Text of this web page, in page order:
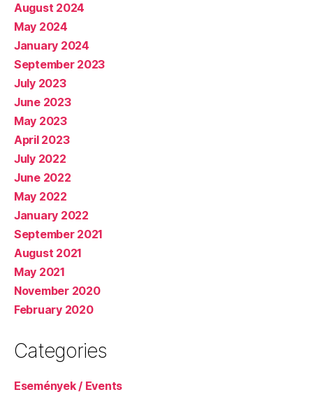
August 2024
May 2024
January 2024
September 2023
July 2023
June 2023
May 2023
April 2023
July 2022
June 2022
May 2022
January 2022
September 2021
August 2021
May 2021
November 2020
February 2020
Categories
Események / Events